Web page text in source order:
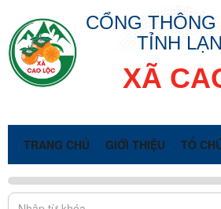
CỔNG
TỈNH
XÃ
TRANG CHỦ GIỚI THIỆU TỔ